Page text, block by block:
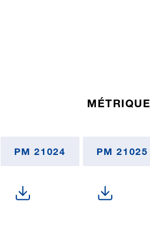
MÉTRIQUE
PM 21024 PM 21025